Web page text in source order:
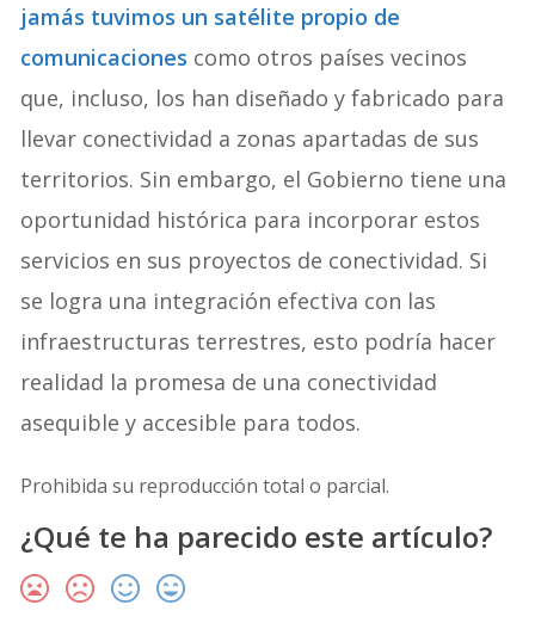
jamás tuvimos un satélite propio de
comunicaciones como otros países vecinos
que, incluso, los han diseñado y fabricado para
llevar conectividad a zonas apartadas de sus
territorios. Sin embargo, el Gobierno tiene una
oportunidad histórica para incorporar estos
servicios en sus proyectos de conectividad. Si
se logra una integración efectiva con las
infraestructuras terrestres, esto podría hacer
realidad la promesa de una conectividad
asequible y accesible para todos.
Prohibida su reproducción total o parcial.
¿Qué te ha parecido este artículo?